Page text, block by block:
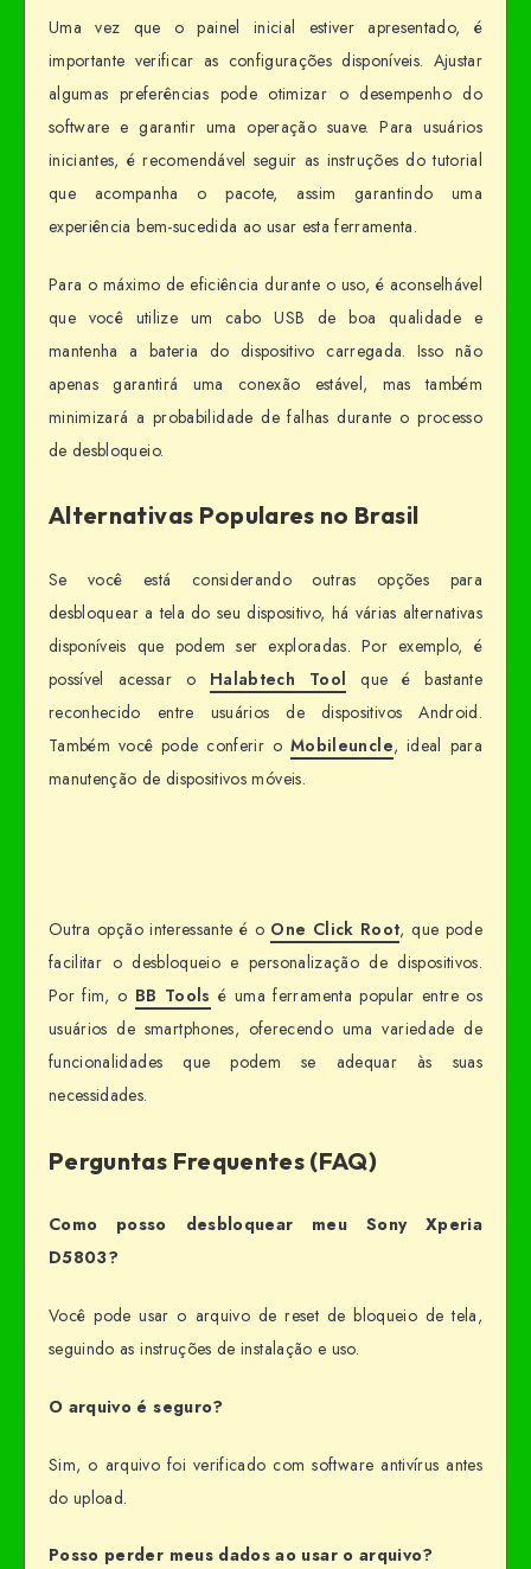
Uma vez que o painel inicial estiver apresentado, é
importante verificar as configurações disponíveis. Ajustar
algumas preferências pode otimizar o desempenho do
software e garantir uma operação suave. Para usuários
iniciantes, é recomendável seguir as instruções do tutorial
que acompanha o pacote, assim garantindo uma
experiência bem-sucedida ao usar esta ferramenta.
Para o máximo de eficiência durante o uso, é aconselhável
que você utilize um cabo USB de boa qualidade e
mantenha a bateria do dispositivo carregada. Isso não
apenas garantirá uma conexão estável, mas também
minimizará a probabilidade de falhas durante o processo
de desbloqueio.
Alternativas Populares no Brasil
Se você está considerando outras opções para
desbloquear a tela do seu dispositivo, há várias alternativas
disponíveis que podem ser exploradas. Por exemplo, é
possível acessar o Halabtech Tool que é bastante
reconhecido entre usuários de dispositivos Android.
Também você pode conferir oMobileuncle, ideal para
manutenção de dispositivos móveis.
Outra opção interessante é o One Click Root, que pode
facilitar o desbloqueio e personalização de dispositivos.
Por fim, o BB Tools é uma ferramenta popular entre os
usuários de smartphones, oferecendo uma variedade de
funcionalidades que podem se adequar às suas
necessidades.
Perguntas Frequentes (FAQ)
Como posso desbloquear meu Sony Xperia
D5803?
Você pode usar o arquivo de reset de bloqueio de tela,
seguindo as instruções de instalação e uso.
O arquivo é seguro?
Sim, o arquivo foi verificado com software antivírus antes
do upload.
Posso perder meus dados ao usar o arquivo?